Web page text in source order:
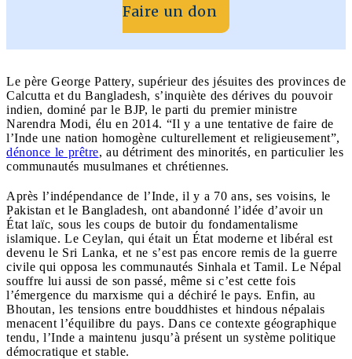
Faire un don
Le père George Pattery, supérieur des jésuites des provinces de
Calcutta et du Bangladesh, s’inquiète des dérives du pouvoir
indien, dominé par le BJP, le parti du premier ministre
Narendra Modi, élu en 2014. “Il y a une tentative de faire de
l’Inde une nation homogène culturellement et religieusement”,
dénonce le prêtre, au détriment des minorités, en particulier les
communautés musulmanes et chrétiennes.
Après l’indépendance de l’Inde, il y a 70 ans, ses voisins, le
Pakistan et le Bangladesh, ont abandonné l’idée d’avoir un
État laïc, sous les coups de butoir du fondamentalisme
islamique. Le Ceylan, qui était un État moderne et libéral est
devenu le Sri Lanka, et ne s’est pas encore remis de la guerre
civile qui opposa les communautés Sinhala et Tamil. Le Népal
souffre lui aussi de son passé, même si c’est cette fois
l’émergence du marxisme qui a déchiré le pays. Enfin, au
Bhoutan, les tensions entre bouddhistes et hindous népalais
menacent l’équilibre du pays. Dans ce contexte géographique
tendu, l’Inde a maintenu jusqu’à présent un système politique
démocratique et stable.